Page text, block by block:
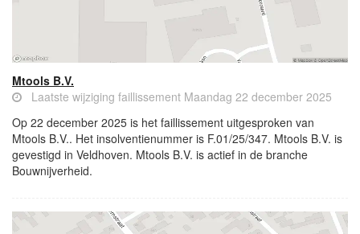
Mtools B.V.
Laatste wijziging faillissement Maandag 22 december 2025
Op 22 december 2025 is het faillissement uitgesproken van
Mtools B.V.. Het insolventienummer is F.01/25/347. Mtools B.V. is
gevestigd in Veldhoven. Mtools B.V. is actief in de branche
Bouwnijverheid.